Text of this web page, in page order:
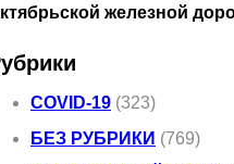
железной
COVID-19 (323)
БЕЗ РУБРИКИ (769)